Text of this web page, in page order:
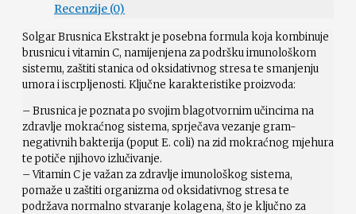
Recenzije (0)
Solgar Brusnica Ekstrakt je posebna formula koja kombinuje
brusnicu i vitamin C, namijenjena za podršku imunološkom
sistemu, zaštiti stanica od oksidativnog stresa te smanjenju
umora i iscrpljenosti. Ključne karakteristike proizvoda:
– Brusnica je poznata po svojim blagotvornim učincima na
zdravlje mokraćnog sistema, sprječava vezanje gram-
negativnih bakterija (poput E. coli) na zid mokraćnog mjehura
te potiče njihovo izlučivanje.
– Vitamin C je važan za zdravlje imunološkog sistema,
pomaže u zaštiti organizma od oksidativnog stresa te
podržava normalno stvaranje kolagena, što je ključno za